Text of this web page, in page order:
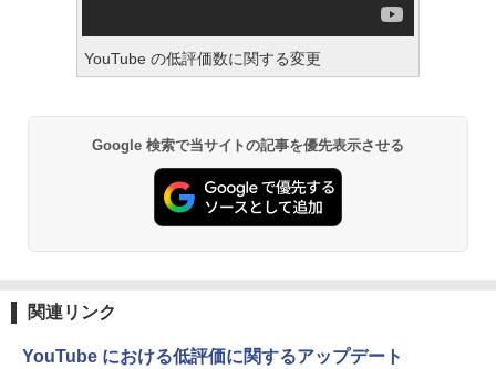
YouTube の低評価数に関する変更
Google 検索で当サイトの記事を優先表示させる
関連リンク
YouTube における低評価に関するアップデート